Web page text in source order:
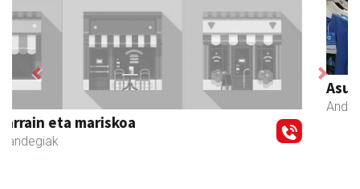
Asun denda
Andoain - Arropa-dendak
Next